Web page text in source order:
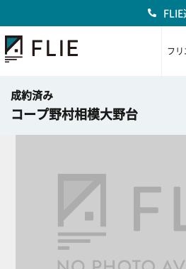
フリ
成約済み
コープ野村相模大野台